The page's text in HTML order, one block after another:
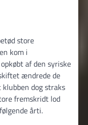
store
kom i
af den syriske
ændrede de
dog straks
fremskridt lod
årti.